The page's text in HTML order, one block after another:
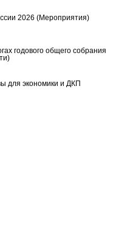
2026 (Мероприятия)
годового общего собрания
для экономики и ДКП